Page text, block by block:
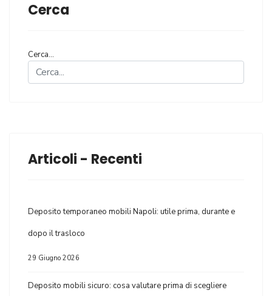
Cerca
Cerca...
Articoli - Recenti
Deposito temporaneo mobili Napoli: utile prima, durante e
dopo il trasloco
29 Giugno 2026
Deposito mobili sicuro: cosa valutare prima di scegliere